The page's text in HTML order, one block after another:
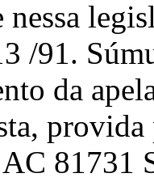
/91.
da
81731